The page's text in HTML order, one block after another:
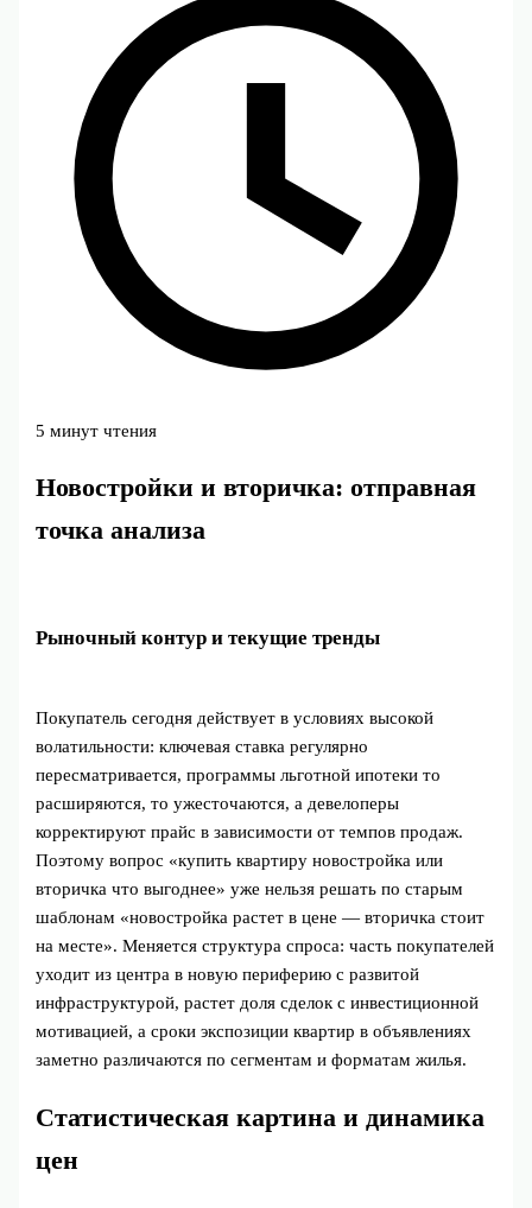
5 минут чтения
Новостройки и вторичка: отправная
точка анализа
Рыночный контур и текущие тренды
Покупатель сегодня действует в условиях высокой
волатильности: ключевая ставка регулярно
пересматривается, программы льготной ипотеки то
расширяются, то ужесточаются, а девелоперы
корректируют прайс в зависимости от темпов продаж.
Поэтому вопрос «купить квартиру новостройка или
вторичка что выгоднее» уже нельзя решать по старым
шаблонам «новостройка растет в цене — вторичка стоит
на месте». Меняется структура спроса: часть покупателей
уходит из центра в новую периферию с развитой
инфраструктурой, растет доля сделок с инвестиционной
мотивацией, а сроки экспозиции квартир в объявлениях
заметно различаются по сегментам и форматам жилья.
Статистическая картина и динамика
цен